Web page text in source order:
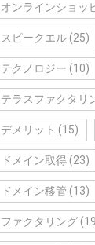
オンラインショッ
スピークエル(25)
テクノロジー (10)
テラスファクタリ
デメリット (15)
ドメイン取得(23)
ドメイン移管 (13)
ファクタリング